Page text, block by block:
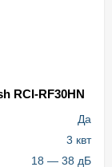
RCI-RF30HN
Да
3 квт
18 — 38 дБ